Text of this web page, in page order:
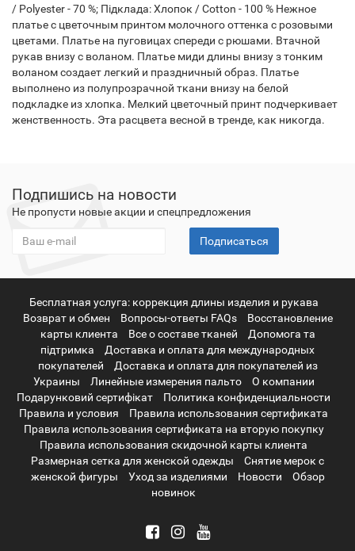
/ Polyester - 70 %; Підклада: Хлопок / Cotton - 100 % Нежное
платье с цветочным принтом молочного оттенка с розовыми
цветами. Платье на пуговицах спереди с рюшами. Втачной
рукав внизу с воланом. Платье миди длины внизу з тонким
воланом создает легкий и праздничный образ. Платье
выполнено из полупрозрачной ткани внизу на белой
подкладке из хлопка. Мелкий цветочный принт подчеркивает
женственность. Эта расцвета весной в тренде, как никогда.
Подпишись на новости
Не пропусти новые акции и спецпредложения
Подписаться
Бесплатная услуга: коррекция длины изделия и рукава
Возврат и обмен
Вопросы-ответы FAQs
Восстановление
карты клиента
Все о составе тканей
Допомога та
підтримка
Доставка и оплата для международных
покупателей
Доставка и оплата для покупателей из
Украины
Линейные измерения пальто
О компании
Подарунковий сертифікат
Политика конфиденциальности
Правила и условия
Правила использования сертификата
Правила использования сертификата на вторую покупку
Правила использования скидочной карты клиента
Размерная сетка для женской одежды
Снятие мерок с
женской фигуры
Уход за изделиями Новости
Обзор
новинок